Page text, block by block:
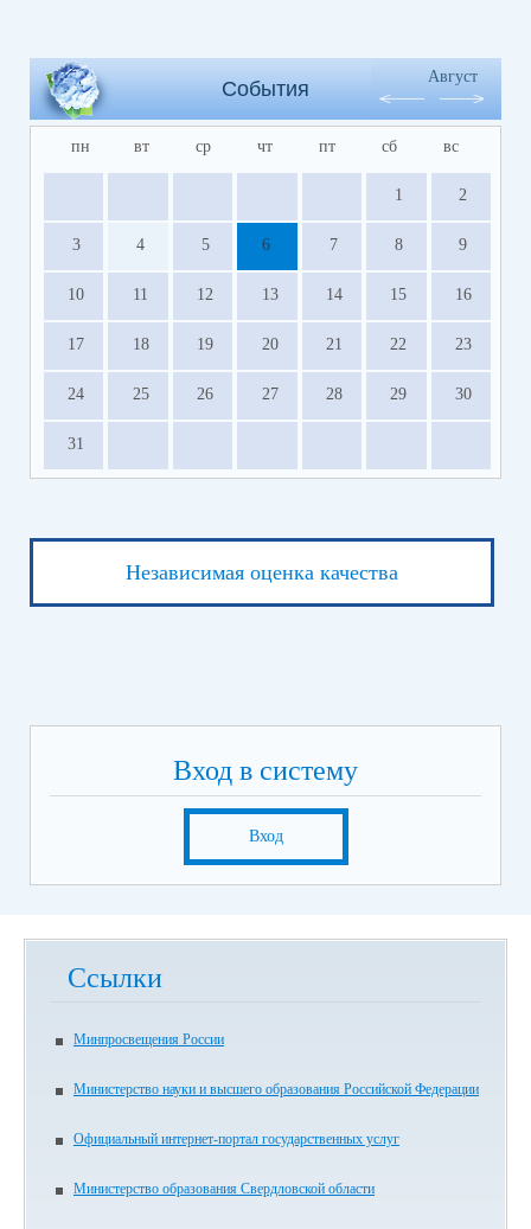
События
Август
пн вт ср чт пт сб вс
1 2
3 4 5 6 7 8 9
10 11 12 13 14 15 16
17 18 19 20 21 22 23
24 25 26 27 28 29 30
31
Независимая оценка качества
Вход в систему
Вход
Ссылки
Минпросвещения России
Министерство науки и высшего образования Российской Федерации
Официальный интернет-портал государственных услуг
Министерство образования Свердловской области